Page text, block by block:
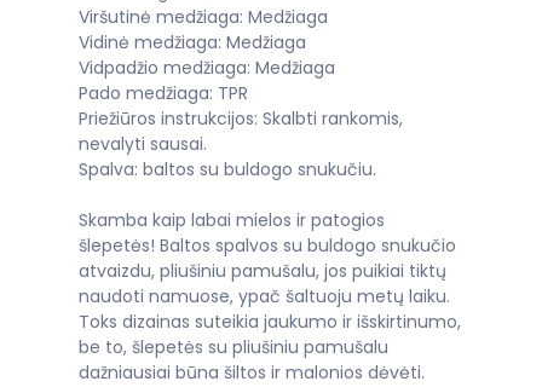
Viršutinė medžiaga: Medžiaga
Vidinė medžiaga: Medžiaga
Vidpadžio medžiaga: Medžiaga
Pado medžiaga: TPR
Priežiūros instrukcijos: Skalbti rankomis,
nevalyti sausai.
Spalva: baltos su buldogo snukučiu.
Skamba kaip labai mielos ir patogios
šlepetės! Baltos spalvos su buldogo snukučio
atvaizdu, pliušiniu pamušalu, jos puikiai tiktų
naudoti namuose, ypač šaltuoju metų laiku.
Toks dizainas suteikia jaukumo ir išskirtinumo,
be to, šlepetės su pliušiniu pamušalu
dažniausiai būna šiltos ir malonios dėvėti.